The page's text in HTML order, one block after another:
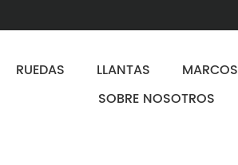
RUEDAS LLANTAS MARCOS
SOBRE NOSOTROS